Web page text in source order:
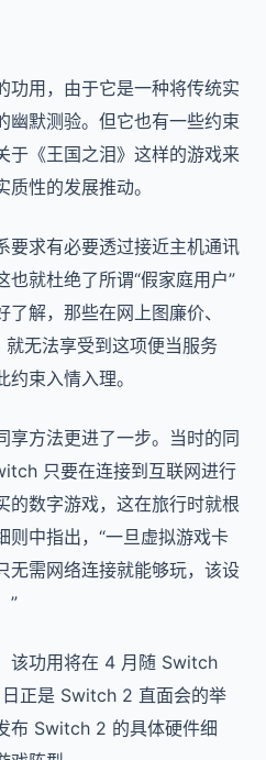
功用，由于它是一种将传统实
幽默测验。但它也有一些约束
于《王国之泪》这样的游戏来
性的发展推动。
要求有必要透过接近主机通讯
也就杜绝了所谓“假家庭用户”
解，那些在网上图廉价、
就无法享受到这项便当服务
束入情入理。
享方法更进了一步。当时的同
只要在连接到互联网进行
的数字游戏，这在旅行时就根
则中指出，“一旦虚拟游戏卡
无需网络连接就能够玩，该设
”
该功用将在 4 月随 Switch
正是 Switch 2 直面会的举
布 Switch 2 的具体硬件细